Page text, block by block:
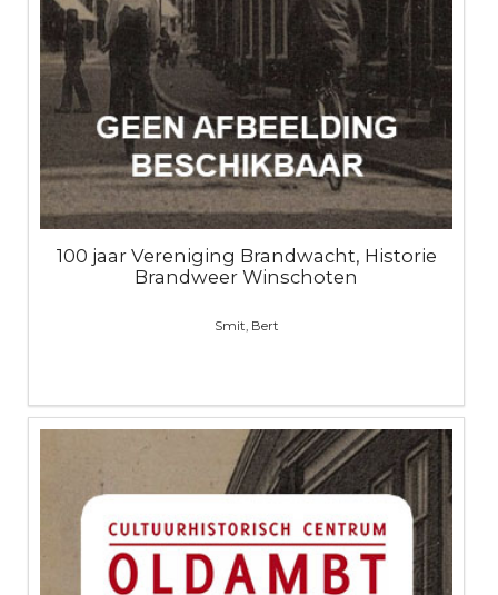
100 jaar Vereniging Brandwacht, Historie
Brandweer Winschoten
Smit, Bert